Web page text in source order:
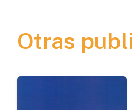
Preventivas,
Correctoras
Otras